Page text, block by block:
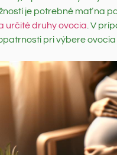
je potrebné mať na
určité druhy ovocia . V
pri výbere